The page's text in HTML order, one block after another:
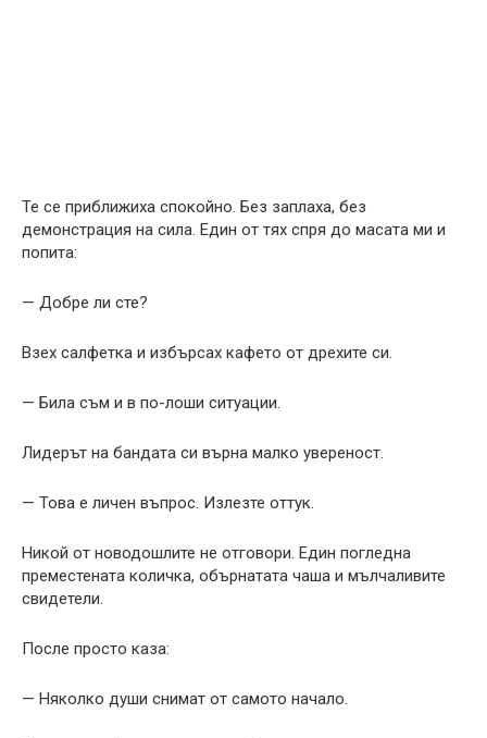
Те се приближиха спокойно. Без заплаха, без
демонстрация на сила. Един от тях спря до масата ми и
попита:
— Добре ли сте?
Взех салфетка и избърсах кафето от дрехите си.
— Била съм и в по-лоши ситуации.
Лидерът на бандата си върна малко увереност.
— Това е личен въпрос. Излезте оттук.
Никой от новодошлите не отговори. Един погледна
преместената количка, обърнатата чаша и мълчаливите
свидетели.
После просто каза:
— Няколко души снимат от самото начало.